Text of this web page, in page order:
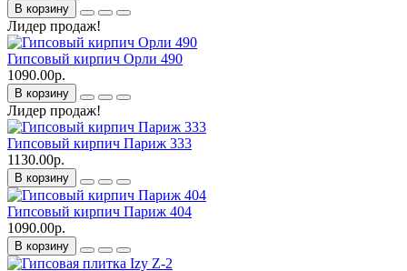
В корзину
Лидер продаж!
Гипсовый кирпич Орли 490
1090.00р.
В корзину
Лидер продаж!
Гипсовый кирпич Париж 333
1130.00р.
В корзину
Гипсовый кирпич Париж 404
1090.00р.
В корзину